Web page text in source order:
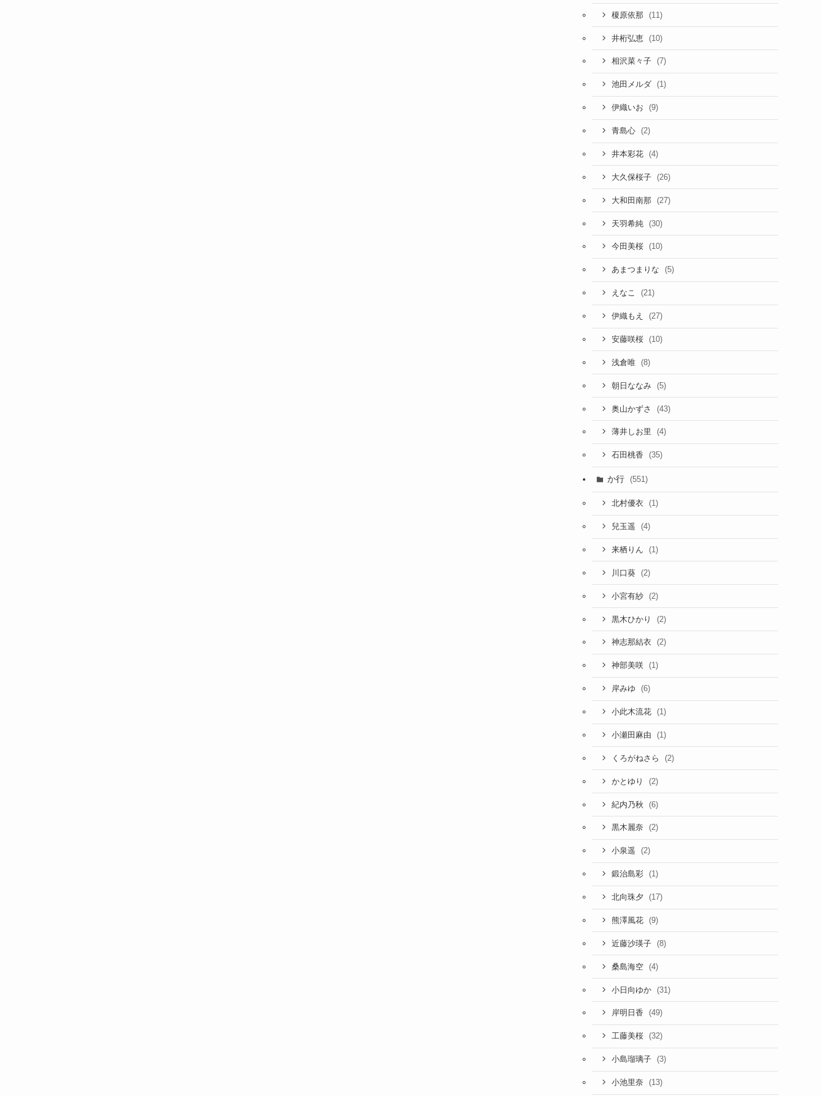
榎原依那 (11)
井桁弘恵 (10)
相沢菜々子 (7)
池田メルダ (1)
伊織いお (9)
青島心 (2)
井本彩花 (4)
大久保桜子 (26)
大和田南那 (27)
天羽希純 (30)
今田美桜 (10)
あまつまりな (5)
えなこ (21)
伊織もえ (27)
安藤咲桜 (10)
浅倉唯 (8)
朝日ななみ (5)
奥山かずさ (43)
薄井しお里 (4)
石田桃香 (35)
か行 (551)
北村優衣 (1)
兒玉遥 (4)
来栖りん (1)
川口葵 (2)
小宮有紗 (2)
黒木ひかり (2)
神志那結衣 (2)
神部美咲 (1)
岸みゆ (6)
小此木流花 (1)
小瀬田麻由 (1)
くろがねさら (2)
かとゆり (2)
紀内乃秋 (6)
黒木麗奈 (2)
小泉遥 (2)
鍛治島彩 (1)
北向珠夕 (17)
熊澤風花 (9)
近藤沙瑛子 (8)
桑島海空 (4)
小日向ゆか (31)
岸明日香 (49)
工藤美桜 (32)
小島瑠璃子 (3)
小池里奈 (13)